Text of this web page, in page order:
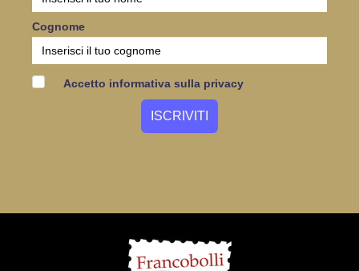
Cognome
Accetto informativa sulla privacy